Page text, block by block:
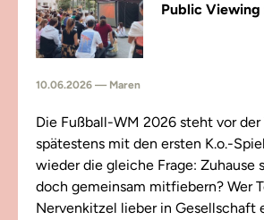
Public Viewing
10.06.2026 — Maren
Die Fußball-WM 2026 steht vor der
spätestens mit den ersten K.o.-
wieder die gleiche Frage: Zuhause
doch gemeinsam mitfiebern? Wer
Nervenkitzel lieber in Gesellschaft